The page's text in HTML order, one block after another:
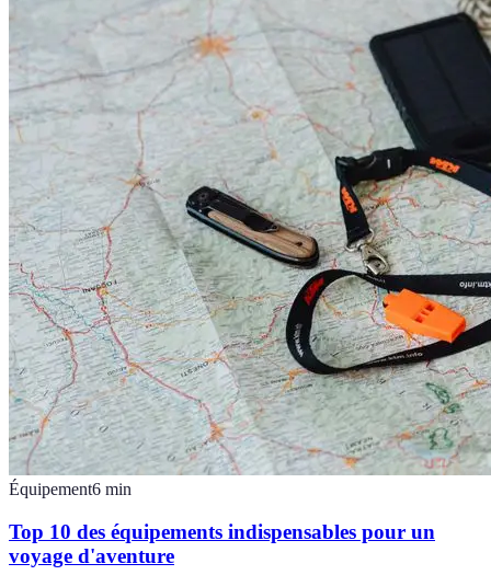
Équipement6 min
Top 10 des équipements indispensables pour un
voyage d'aventure